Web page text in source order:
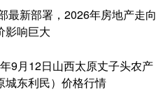
最新部署，2026年房地产走向
影响巨大
9月12日山西太原丈子头农产
城东利民）价格行情